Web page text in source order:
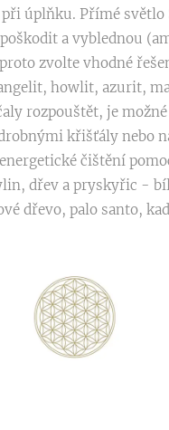
úplňku. Přímé světlo
a vyblednou
zvolte vhodné
howlit, azurit,
rozpouštět, je
křišťály nebo
čištění
dřev a pryskyřic -
dřevo, palo santo,